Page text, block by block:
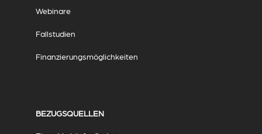
Webinare
Fallstudien
Finanzierungsmöglichkeiten
BEZUGSQUELLEN